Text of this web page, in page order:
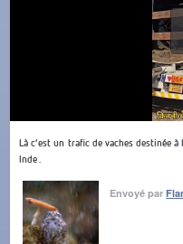
Là c’est un trafic de vaches destinée
Inde .
Envoyé par